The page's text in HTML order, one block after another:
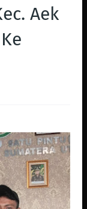
Aek